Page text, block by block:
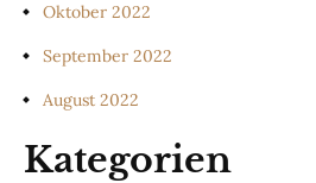
Oktober 2022
September 2022
August 2022
Kategorien